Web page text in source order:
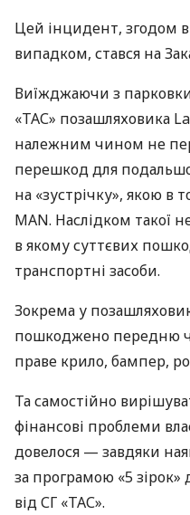
Цей інцидент, згодом
випадком, стався на
Виїжджаючи з
«ТАС» позашляховика
належним чином не
перешкод для
на «зустрічку», якою в
MAN. Наслідком такої
в якому суттєвих
транспортні засоби.
Зокрема у
пошкоджено передню
праве крило, бампер,
Та самостійно
фінансові проблеми
довелося — завдяки
за програмою «5
від СГ «ТАС».